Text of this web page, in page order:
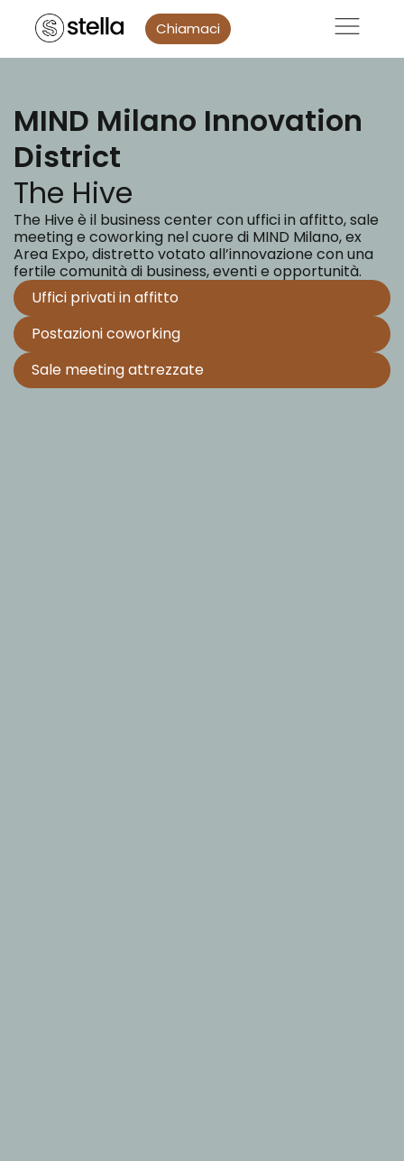
Chiamaci
MIND Milano Innovation
District
The Hive
The Hive è il business center con uffici in affitto, sale
meeting e coworking nel cuore di MIND Milano, ex
Area Expo, distretto votato all’innovazione con una
fertile comunità di business, eventi e opportunità.
Uffici privati in affitto
Postazioni coworking
Sale meeting attrezzate